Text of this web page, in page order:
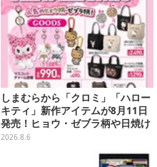
しまむらから「クロミ」「ハロー
キティ」新作アイテムが8月11日
発売！ヒョウ・ゼブラ柄や日焼け
デザインの可愛い雑貨・アパレル
2026.8.6